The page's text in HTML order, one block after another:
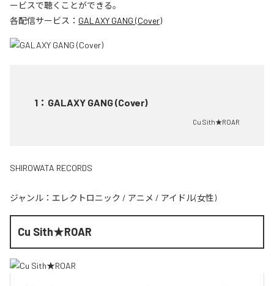
ービスで聴くことができる。
各配信サービス： GALAXY GANG (Cover)
1 ： GALAXY GANG (Cover)
Cu Sith★ROAR
SHIROWATA RECORDS
ジャンル： エレクトロニック / アニメ / アイドル(女性)
Cu Sith★ROAR